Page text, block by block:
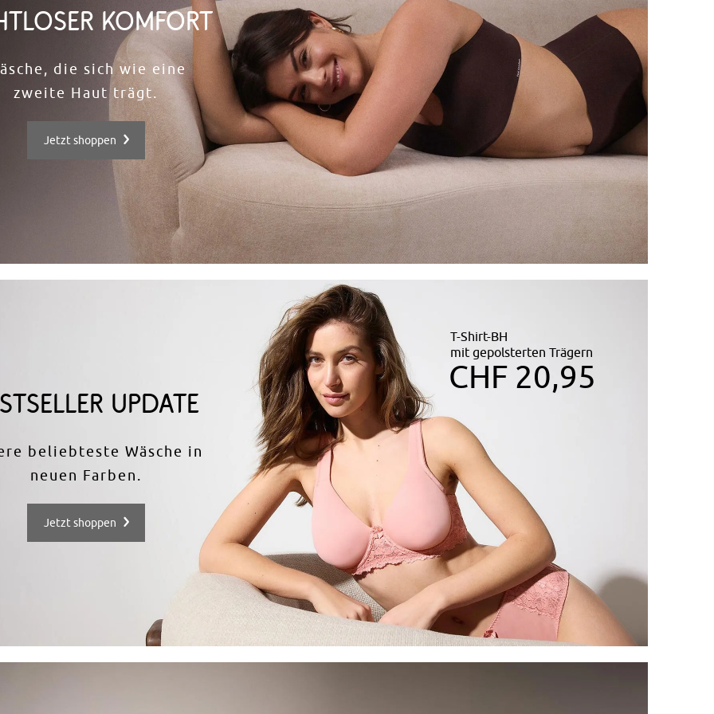
KOMFORT
die sich wie eine
zweite Haut trägt.​
Jetzt shoppen
T-Shirt-BH
mit gepolsterten Trägern
CHF 20,95
UPDATE
beliebteste Wäsche in
neuen Farben.​
Jetzt shoppen